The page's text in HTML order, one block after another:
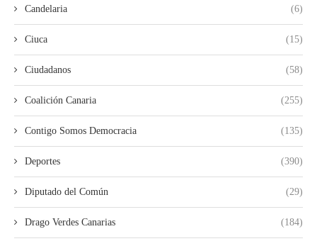
Candelaria (6)
Ciuca (15)
Ciudadanos (58)
Coalición Canaria (255)
Contigo Somos Democracia (135)
Deportes (390)
Diputado del Común (29)
Drago Verdes Canarias (184)